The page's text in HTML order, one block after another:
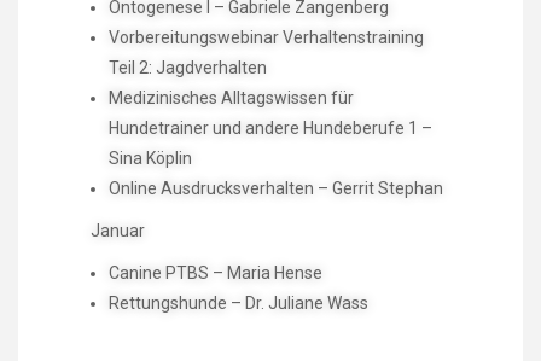
Ontogenese I – Gabriele Zangenberg
Vorbereitungswebinar Verhaltenstraining
Teil 2: Jagdverhalten
Medizinisches Alltagswissen für
Hundetrainer und andere Hundeberufe 1 –
Sina Köplin
Online Ausdrucksverhalten – Gerrit Stephan
Januar
Canine PTBS – Maria Hense
Rettungshunde – Dr. Juliane Wass